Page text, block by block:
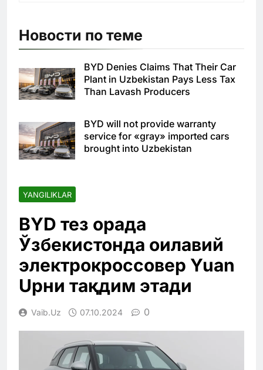
Новости по теме
BYD Denies Claims That Their Car
Plant in Uzbekistan Pays Less Tax
Than Lavash Producers
BYD will not provide warranty
service for «gray» imported cars
brought into Uzbekistan
YANGILIKLAR
BYD тез орада
Ўзбекистонда оилавий
электрокроссовер Yuan
Upни тақдим этади
Vaib.uz 07.10.2024 0